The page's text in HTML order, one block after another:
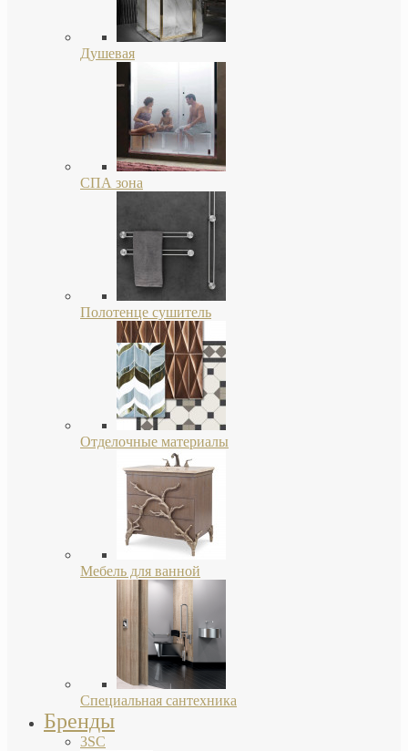
Душевая
СПА зона
Полотенце сушитель
Отделочные материалы
Мебель для ванной
Специальная сантехника
Бренды
3SC